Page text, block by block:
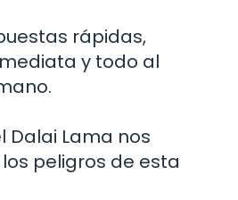
rápidas,
y todo al
Dalai Lama nos
peligros de esta